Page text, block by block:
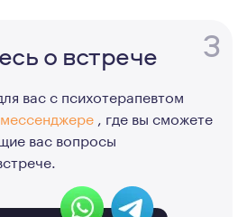
3
о встрече
вас с психотерапевтом
, где вы сможете
вас вопросы